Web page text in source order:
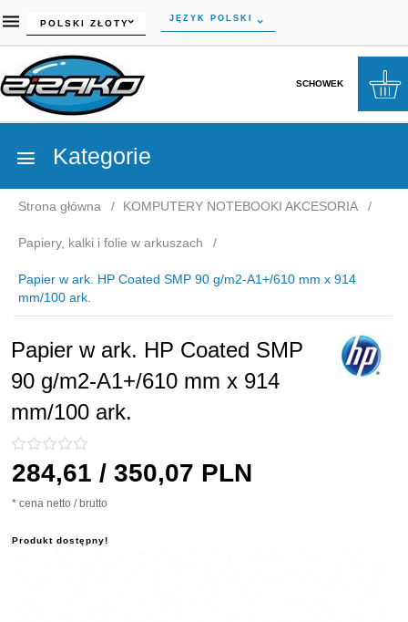
currency_h
POLSKI ZŁOTY JĘZYK POLSKI
SCHOWEK
Kategorie
Strona główna KOMPUTERY NOTEBOOKI AKCESORIA
Papiery, kalki i folie w arkuszach
Papier w ark. HP Coated SMP 90 g/m2-A1+/610 mm x 914
mm/100 ark.
Papier w ark. HP Coated SMP
90 g/m2-A1+/610 mm x 914
mm/100 ark.
284,61 / 350,07 PLN
* cena netto / brutto
Produkt dostępny!